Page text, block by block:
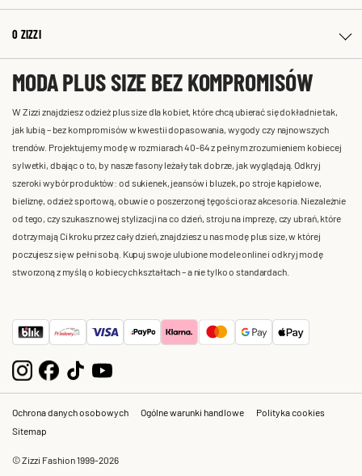
O ZIZZI
MODA PLUS SIZE BEZ KOMPROMISÓW
W Zizzi znajdziesz odzież plus size dla kobiet, które chcą ubierać się dokładnie tak,
jak lubią – bez kompromisów w kwestii dopasowania, wygody czy najnowszych
trendów. Projektujemy modę w rozmiarach 40-64 z pełnym zrozumieniem kobiecej
sylwetki, dbając o to, by nasze fasony leżały tak dobrze, jak wyglądają. Odkryj
szeroki wybór produktów: od sukienek, jeansów i bluzek, po stroje kąpielowe,
bieliznę, odzież sportową, obuwie o poszerzonej tęgości oraz akcesoria. Niezależnie
od tego, czy szukasz nowej stylizacji na co dzień, stroju na imprezę, czy ubrań, które
dotrzymają Ci kroku przez cały dzień, znajdziesz u nas modę plus size, w której
poczujesz się w pełni sobą. Kupuj swoje ulubione modele online i odkryj modę
stworzoną z myślą o kobiecych kształtach – a nie tylko o standardach.
Ochrona danych osobowych Ogólne warunki handlowe
Polityka cookies
Sitemap
© Zizzi Fashion 1999-2026